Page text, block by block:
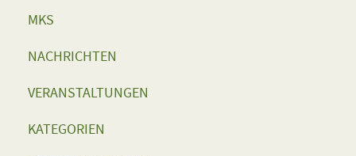
MKS
NACHRICHTEN
VERANSTALTUNGEN
KATEGORIEN